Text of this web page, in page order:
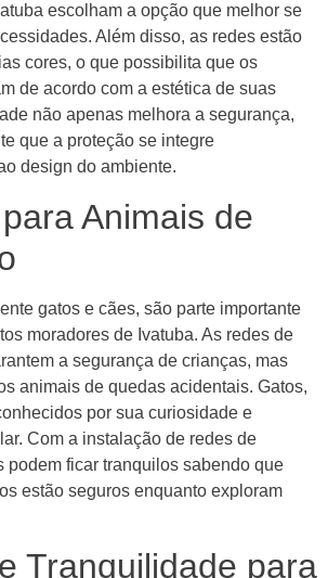
escolham a opção que melhor se
Além disso, as redes estão
cores, o que possibilita que os
de acordo com a estética de suas
não apenas melhora a segurança,
que a proteção se integre
design do ambiente.
Animais de
gatos e cães, são parte importante
moradores de Ivatuba. As redes de
a segurança de crianças, mas
animais de quedas acidentais. Gatos,
por sua curiosidade e
Com a instalação de redes de
podem ficar tranquilos sabendo que
estão seguros enquanto exploram
Tranquilidade para